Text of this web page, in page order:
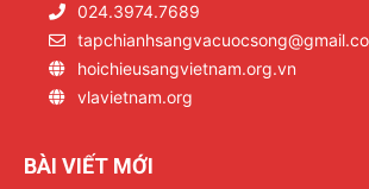
024.3974.7689
hoichieusangvietnam.org.vn
vlavietnam.org
BÀI VIẾT MỚI